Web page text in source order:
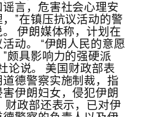
言，危害社会心理安
”在镇压抗议活动的警
伊朗媒体称，计划在
动。 “伊朗人民的意愿
颇具影响力的强硬派
论说。 美国财政部表
德警察实施制裁，指
伊朗妇女，侵犯伊朗
财政部还表示，已对伊